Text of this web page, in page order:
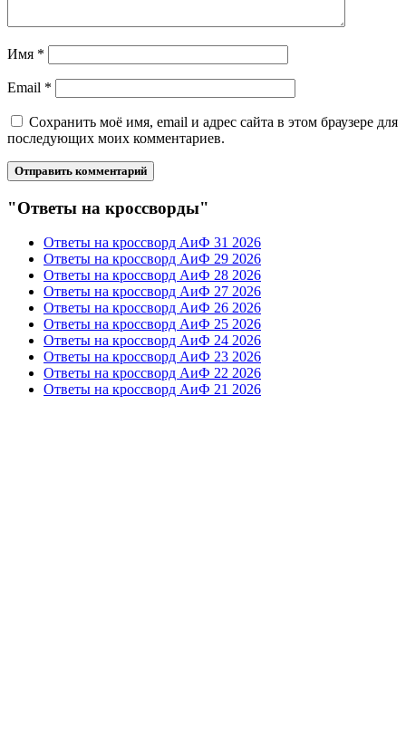
Имя *
Email *
Сохранить моё имя, email и адрес сайта в этом браузере для
последующих моих комментариев.
"Ответы на кроссворды"
Ответы на кроссворд АиФ 31 2026
Ответы на кроссворд АиФ 29 2026
Ответы на кроссворд АиФ 28 2026
Ответы на кроссворд АиФ 27 2026
Ответы на кроссворд АиФ 26 2026
Ответы на кроссворд АиФ 25 2026
Ответы на кроссворд АиФ 24 2026
Ответы на кроссворд АиФ 23 2026
Ответы на кроссворд АиФ 22 2026
Ответы на кроссворд АиФ 21 2026